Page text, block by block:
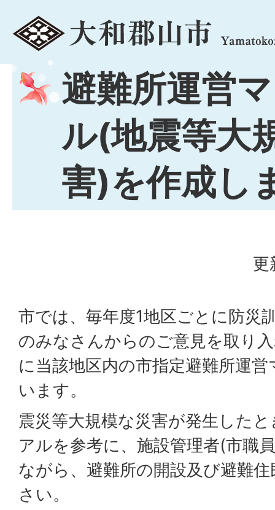
menu
避難所運営
ル(地震等大
害)を作成し
更
市では、毎年度1地区ごとに防災
のみなさんからのご意見を取り
に当該地区内の市指定避難所運
います。
震災等大規模な災害が発生した
アルを参考に、施設管理者(市職
ながら、避難所の開設及び避難
さい。